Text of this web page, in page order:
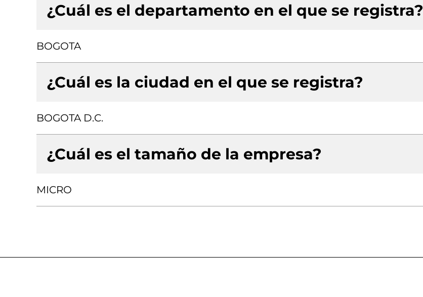
¿Cuál es el departamento en el que se registra?
BOGOTA
¿Cuál es la ciudad en el que se registra?
BOGOTA D.C.
¿Cuál es el tamaño de la empresa?
MICRO